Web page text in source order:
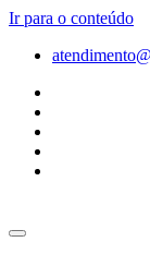
Ir para o conteúdo